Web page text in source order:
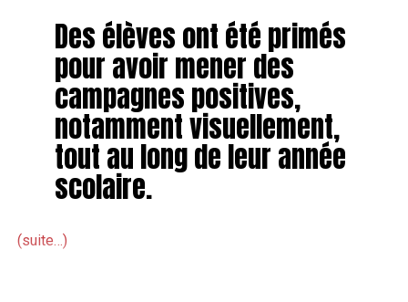
Des élèves ont été primés
pour avoir mener des
campagnes positives,
notamment visuellement,
tout au long de leur année
scolaire.
(suite…)